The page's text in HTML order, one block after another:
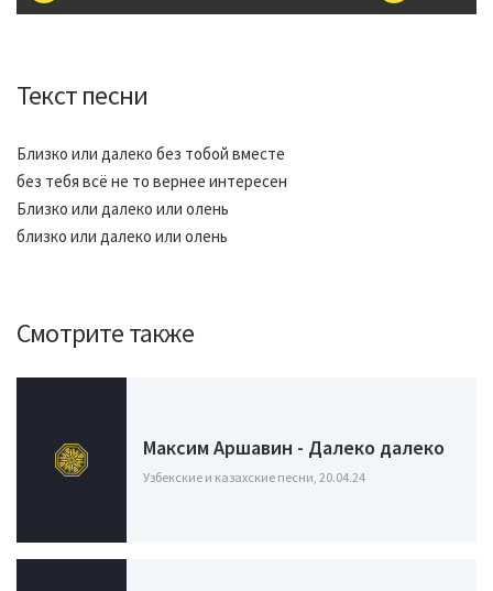
Текст песни
Близко или далеко без тобой вместе
без тебя всё не то вернее интересен
Близко или далеко или олень
близко или далеко или олень
Смотрите также
Максим Аршавин - Далеко далеко
Узбекские и казахские песни, 20.04.24